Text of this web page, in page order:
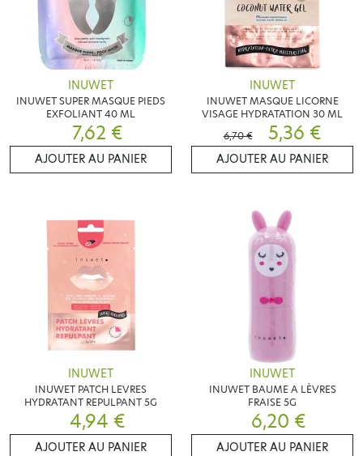
INUWET
INUWET SUPER MASQUE PIEDS
EXFOLIANT 40 ML
7,62 €
AJOUTER AU PANIER
INUWET
INUWET MASQUE LICORNE
VISAGE HYDRATATION 30 ML
6,70 €
5,36 €
AJOUTER AU PANIER
INUWET
INUWET PATCH LEVRES
HYDRATANT REPULPANT 5G
4,94 €
AJOUTER AU PANIER
INUWET
INUWET BAUME A LÈVRES
FRAISE 5G
6,20 €
AJOUTER AU PANIER